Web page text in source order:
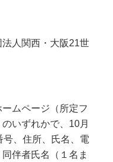
関西・大阪21世
ームページ（所定フ
いずれかで、10月
、住所、氏名、電
伴者氏名（１名ま